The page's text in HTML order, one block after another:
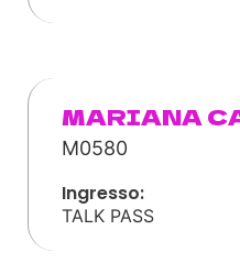
MARIANA
M0580
Ingresso:
TALK PASS